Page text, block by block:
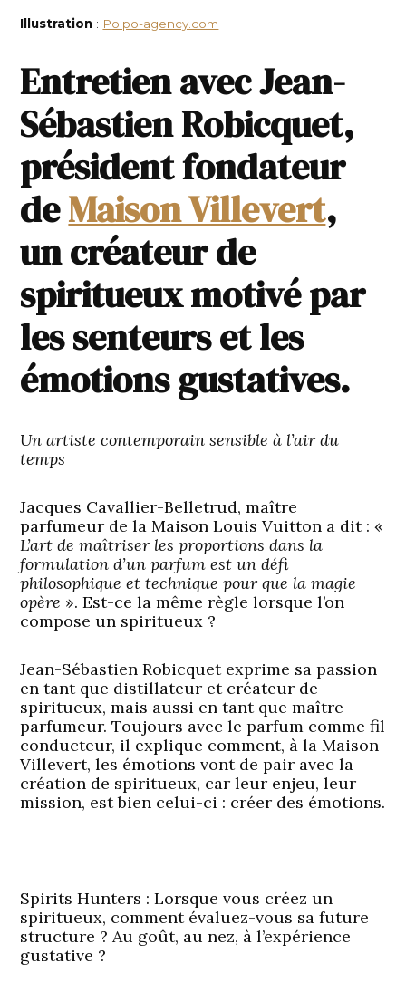
Illustration : Polpo-agency.com
Entretien avec Jean-
Sébastien Robicquet,
président fondateur
deMaison Villevert,
un créateur de
spiritueux motivé par
les senteurs et les
émotions gustatives.
Un artiste contemporain sensible à l’air du
temps
Jacques Cavallier-Belletrud, maître
parfumeur de la Maison Louis Vuitton a dit : «
L’art de maîtriser les proportions dans la
formulation d’un parfum est un défi
philosophique et technique pour que la magie
opère ». Est-ce la même règle lorsque l’on
compose un spiritueux ?
Jean-Sébastien Robicquet exprime sa passion
en tant que distillateur et créateur de
spiritueux, mais aussi en tant que maître
parfumeur. Toujours avec le parfum comme fil
conducteur, il explique comment, à la Maison
Villevert, les émotions vont de pair avec la
création de spiritueux, car leur enjeu, leur
mission, est bien celui-ci : créer des émotions.
Spirits Hunters : Lorsque vous créez un
spiritueux, comment évaluez-vous sa future
structure ? Au goût, au nez, à l’expérience
gustative ?